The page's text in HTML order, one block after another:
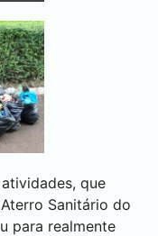
que
Sanitário do
para realmente